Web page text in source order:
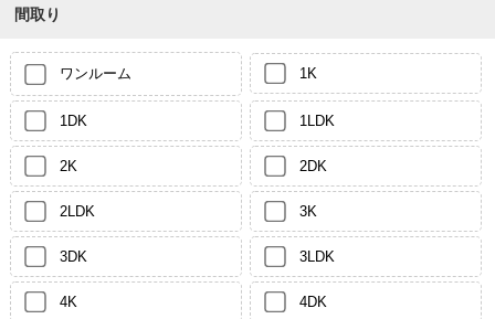
間取り
ワンルーム 1K
1DK 1LDK
2K 2DK
2LDK 3K
3DK 3LDK
4K 4DK